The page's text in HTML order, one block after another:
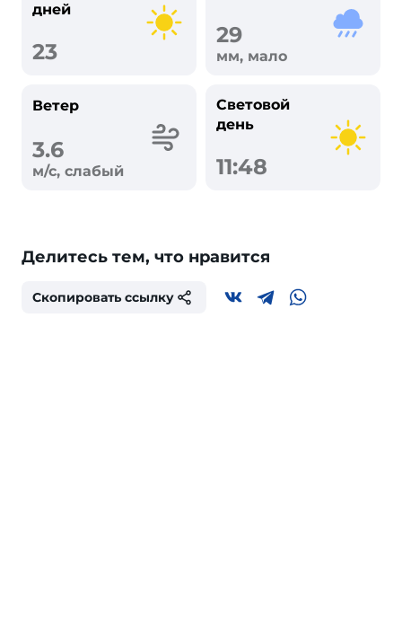
дней
23
29
мм, мало
Ветер
3.6
м/с, слабый
Световой
день
11:48
Делитесь тем, что нравится
Скопировать ссылку